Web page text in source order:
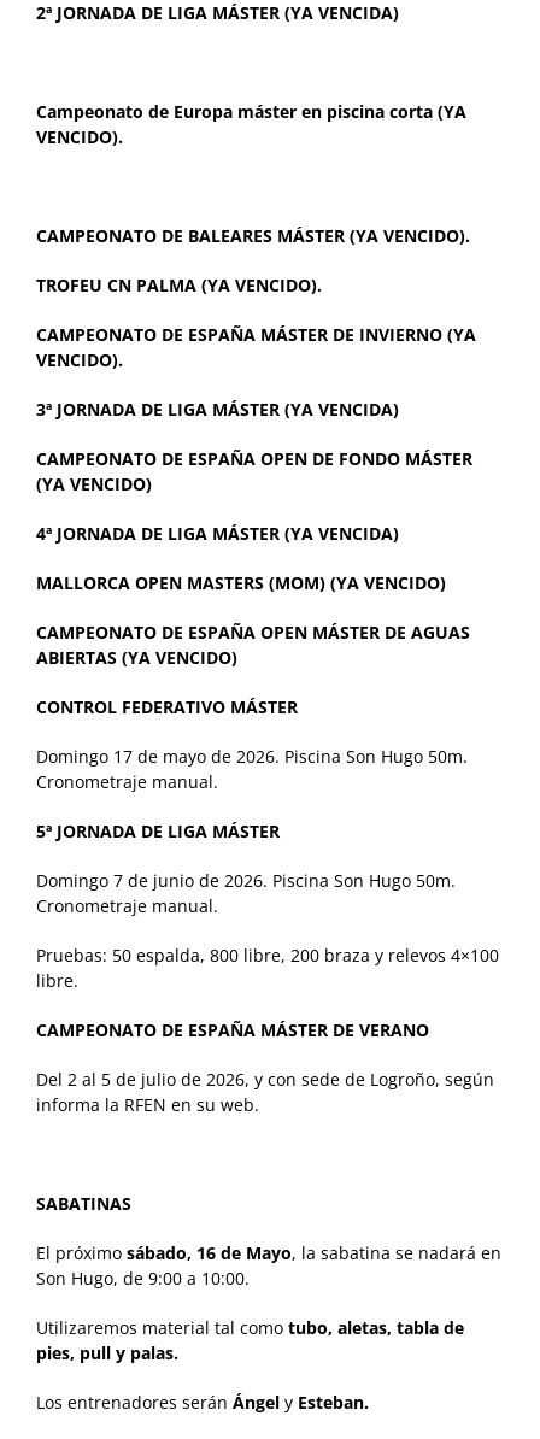
2ª JORNADA DE LIGA MÁSTER (YA VENCIDA)
Campeonato de Europa máster en piscina corta (YA
VENCIDO).
CAMPEONATO DE BALEARES MÁSTER (YA VENCIDO).
TROFEU CN PALMA (YA VENCIDO).
CAMPEONATO DE ESPAÑA MÁSTER DE INVIERNO (YA
VENCIDO).
3ª JORNADA DE LIGA MÁSTER (YA VENCIDA)
CAMPEONATO DE ESPAÑA OPEN DE FONDO MÁSTER
(YA VENCIDO)
4ª JORNADA DE LIGA MÁSTER (YA VENCIDA)
MALLORCA OPEN MASTERS (MOM) (YA VENCIDO)
CAMPEONATO DE ESPAÑA OPEN MÁSTER DE AGUAS
ABIERTAS (YA VENCIDO)
CONTROL FEDERATIVO MÁSTER
Domingo 17 de mayo de 2026. Piscina Son Hugo 50m.
Cronometraje manual.
5ª JORNADA DE LIGA MÁSTER
Domingo 7 de junio de 2026. Piscina Son Hugo 50m.
Cronometraje manual.
Pruebas: 50 espalda, 800 libre, 200 braza y relevos 4×100
libre.
CAMPEONATO DE ESPAÑA MÁSTER DE VERANO
Del 2 al 5 de julio de 2026, y con sede de Logroño, según
informa la RFEN en su web.
SABATINAS
El próximo sábado, 16 de Mayo, la sabatina se nadará en
Son Hugo, de 9:00 a 10:00.
Utilizaremos material tal como tubo, aletas, tabla de
pies, pull y palas.
Los entrenadores serán Ángel y Esteban.